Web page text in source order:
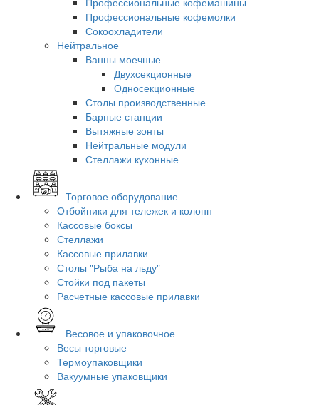
Профессиональные кофемолки
Сокоохладители
Нейтральное
Ванны моечные
Двухсекционные
Односекционные
Столы производственные
Барные станции
Вытяжные зонты
Нейтральные модули
Стеллажи кухонные
Торговое оборудование
Отбойники для тележек и колонн
Кассовые боксы
Стеллажи
Кассовые прилавки
Столы "Рыба на льду"
Стойки под пакеты
Расчетные кассовые прилавки
Весовое и упаковочное
Весы торговые
Термоупаковщики
Вакуумные упаковщики